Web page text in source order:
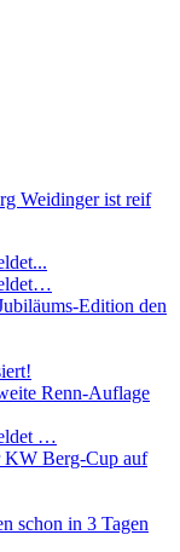
Weidinger ist reif
Edition den
Renn-Auflage
…
KW Berg-Cup auf
schon in 3 Tagen